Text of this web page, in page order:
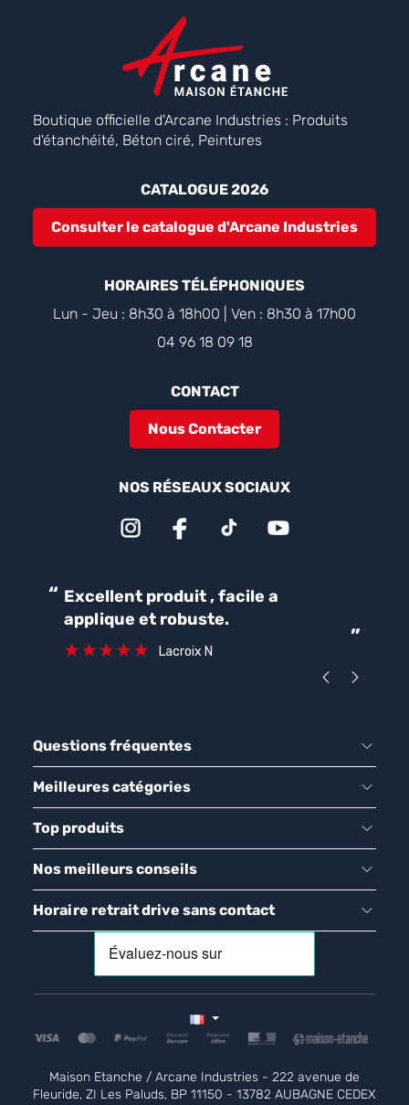
Boutique officielle d'Arcane Industries : Produits
d'étanchéité, Béton ciré, Peintures
CATALOGUE 2026
Consulter le catalogue d'Arcane Industries
HORAIRES TÉLÉPHONIQUES
Lun - Jeu : 8h30 à 18h00 | Ven : 8h30 à 17h00
04 96 18 09 18
CONTACT
Nous Contacter
NOS RÉSEAUX SOCIAUX
“
”
Excellent produit , facile a
applique et robuste.
Lacroix N
Questions fréquentes
Meilleures catégories
Top produits
Nos meilleurs conseils
Horaire retrait drive sans contact
Maison Etanche / Arcane Industries - 222 avenue de
Fleuride, ZI Les Paluds, BP 11150 - 13782 AUBAGNE CEDEX